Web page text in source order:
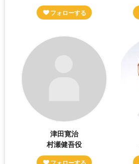
津田寛治
村瀬健吾役